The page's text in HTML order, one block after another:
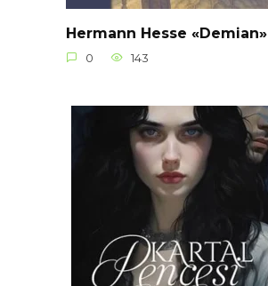
Hermann Hesse «Demian»
0 143